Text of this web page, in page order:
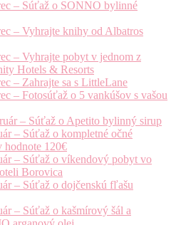
– Súťaž o SONNO bylinné
– Vyhrajte knihy od Albatros
– Vyhrajte pobyt v jednom z
Hotels & Resorts
– Zahrajte sa s LittleLane
– Fotosúťaž o 5 vankúšov s vašou
– Súťaž o Apetito bylinný sirup
– Súťaž o kompletné očné
hodnote 120€
– Súťaž o víkendový pobyt vo
Borovica
– Súťaž o dojčenskú fľašu
– Súťaž o kašmírový šál a